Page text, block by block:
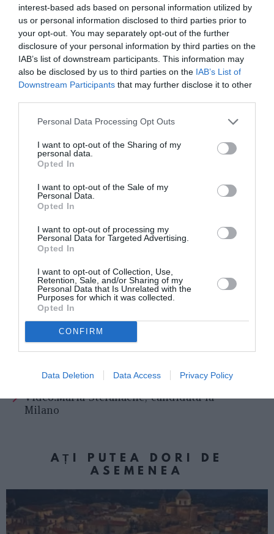
interest-based ads based on personal information utilized by
us or personal information disclosed to third parties prior to
your opt-out. You may separately opt-out of the further
disclosure of your personal information by third parties on the
IAB’s list of downstream participants. This information may
also be disclosed by us to third parties on the IAB’s List of
Downstream Participants that may further disclose it to other
Personal Data Processing Opt Outs
I want to opt-out of the Sharing of my
personal data.
Opted In
I want to opt-out of the Sale of my
Personal Data.
Opted In
I want to opt-out of processing my
Personal Data for Targeted Advertising.
Opted In
I want to opt-out of Collection, Use,
Retention, Sale, and/or Sharing of my
Personal Data that Is Unrelated with the
Purposes for which it was collected.
Opted In
CONFIRM
Data Deletion Data Access Privacy Policy
din păcate şi avem şi câteva cazuri mai grave, cum
ar fi cei doi români care au primit preavizul de a
părăsi locuinţele unde stau cu chirie, sau
nu pot
acoperi nici cheltuielile pentru şcoală ale copiilor
Un alt conaţional a ajuns pe mâna cămătarilor.
Muncitorii au cerut plata retroactivă a contribuţiilor
şi ȋnscrierea ȋn şomaj tehnic
, precum şi o ȋntâlnire cu
Pomezia s-a ȋntâlnit cu manifestanţii şi şi-a
exprimat solidaritatea faţă de muncitori, promiţând
că va sprijini propunerile lor.
Miruna Căjvăneanu
See
Video:Maria Stefanache, candidata la
Milano
AȚI PUTEA DORI DE
ASEMENEA